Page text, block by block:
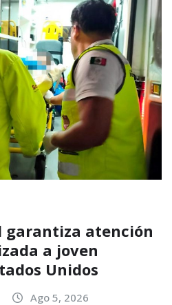
garantiza atención
a joven
Unidos
Ago 5, 2026